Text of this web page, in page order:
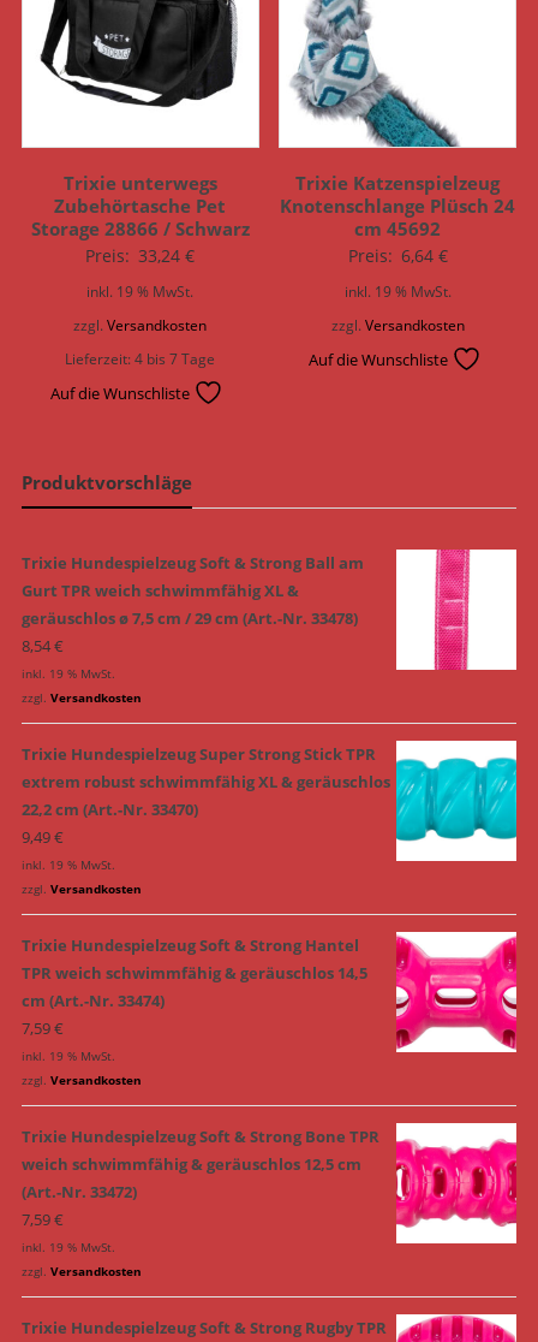
Trixie unterwegs
Zubehörtasche Pet
Storage 28866 / Schwarz
Preis: 33,24€
inkl. 19 % MwSt.
zzgl.Versandkosten
Lieferzeit:4 bis 7 Tage
Auf die Wunschliste
Trixie Katzenspielzeug
Knotenschlange Plüsch 24
cm 45692
Preis: 6,64 €
inkl. 19 % MwSt.
zzgl. Versandkosten
Auf die Wunschliste
Produktvorschläge
Trixie Hundespielzeug Soft & Strong Ball am
Gurt TPR weich schwimmfähig XL &
geräuschlos ø 7,5 cm / 29 cm (Art.-Nr. 33478)
8,54€
inkl. 19 % MwSt.
zzgl. Versandkosten
Trixie Hundespielzeug Super Strong Stick TPR
extrem robust schwimmfähig XL & geräuschlos
22,2 cm (Art.-Nr. 33470)
9,49€
inkl. 19 % MwSt.
zzgl. Versandkosten
Trixie Hundespielzeug Soft & Strong Hantel
TPR weich schwimmfähig & geräuschlos 14,5
cm (Art.-Nr. 33474)
7,59€
inkl. 19 % MwSt.
zzgl. Versandkosten
Trixie Hundespielzeug Soft & Strong Bone TPR
weich schwimmfähig & geräuschlos 12,5 cm
(Art.-Nr. 33472)
7,59€
inkl. 19 % MwSt.
zzgl. Versandkosten
Trixie Hundespielzeug Soft & Strong Rugby TPR